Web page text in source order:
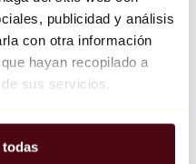
publicidad y análisis
con otra información
hayan recopilado a
sus servicios.